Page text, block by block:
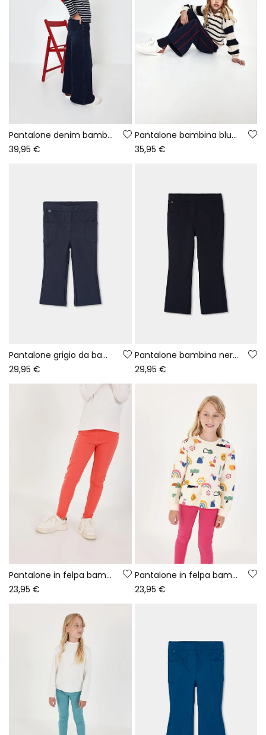
Pantalone denim bambina blu wide leg elasticizzato
39,95 €
Pantalone bambina blu navy con striscia rossa laterale
35,95 €
Pantalone grigio da bambina con tasche
29,95 €
Pantalone bambina nero a campana
29,95 €
Pantalone in felpa bambina arancione elasticizzato
23,95 €
Pantalone in felpa bambina fragola elasticizzato
23,95 €